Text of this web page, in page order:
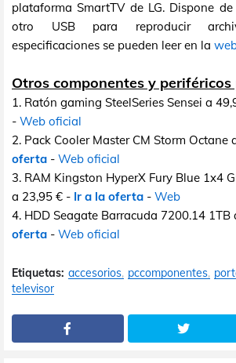
plataforma SmartTV de LG. Dispone
otro USB para reproducir
especificaciones se pueden leer en la
Otros componentes y periféricos
1. Ratón gaming SteelSeries Sensei a
- Web oficial
2. Pack Cooler Master CM Storm Octane
oferta - Web oficial
3. RAM Kingston HyperX Fury Blue 1x4
a 23,95 € - Ir a la oferta - Web
4. HDD Seagate Barracuda 7200.14 1TB
oferta - Web oficial
Etiquetas: accesorios pccomponentes
televisor